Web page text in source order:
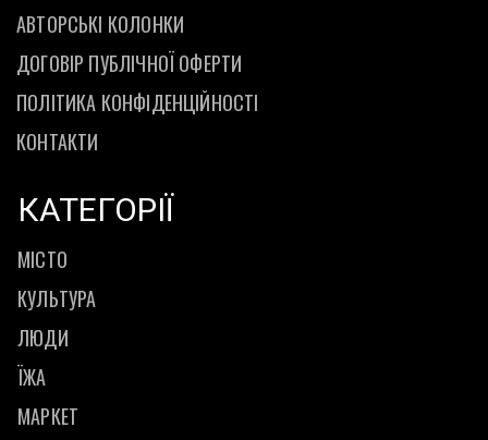
АВТОРСЬКІ КОЛОНКИ
ДОГОВІР ПУБЛІЧНОЇ ОФЕРТИ
ПОЛІТИКА КОНФІДЕНЦІЙНОСТІ
КОНТАКТИ
КАТЕГОРІЇ
МІСТО
КУЛЬТУРА
ЛЮДИ
ЇЖА
МАРКЕТ